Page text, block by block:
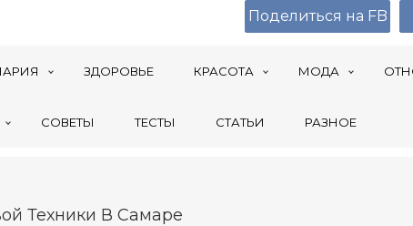
ЗДОРОВЬЕ КРАСОТА МОДА
СОВЕТЫ ТЕСТЫ СТАТЬИ РАЗНОЕ
Техники В Самаре
Поделиться на FB